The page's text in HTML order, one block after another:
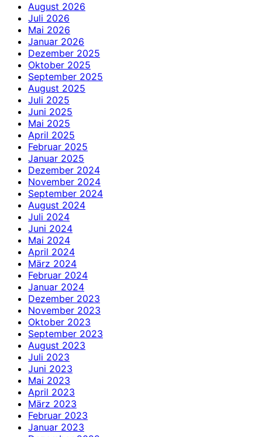
August 2026
Juli 2026
Mai 2026
Januar 2026
Dezember 2025
Oktober 2025
September 2025
August 2025
Juli 2025
Juni 2025
Mai 2025
April 2025
Februar 2025
Januar 2025
Dezember 2024
November 2024
September 2024
August 2024
Juli 2024
Juni 2024
Mai 2024
April 2024
März 2024
Februar 2024
Januar 2024
Dezember 2023
November 2023
Oktober 2023
September 2023
August 2023
Juli 2023
Juni 2023
Mai 2023
April 2023
März 2023
Februar 2023
Januar 2023